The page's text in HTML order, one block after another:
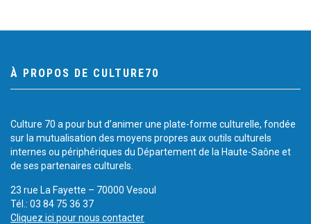
À PROPOS DE CULTURE70
Culture 70 a pour but d’animer une plate-forme culturelle, fondée
sur la mutualisation des moyens propres aux outils culturels
internes ou périphériques du Département de la Haute-Saône et
de ses partenaires culturels.
23 rue La Fayette – 70000 Vesoul
Tél.: 03 84 75 36 37
Cliquez ici pour nous contacter